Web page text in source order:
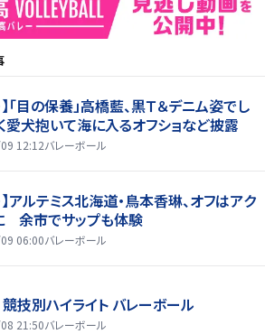
】「目の保養」高橋藍、黒Ｔ＆デニム姿でし
愛犬抱いて海に入るオフショなど披露
12:12バレーボール
】アルテミス北海道・鳥本香琳、オフはアク
余市でサップも体験
06:00バレーボール
技別ハイライト バレーボール
21:50バレーボール